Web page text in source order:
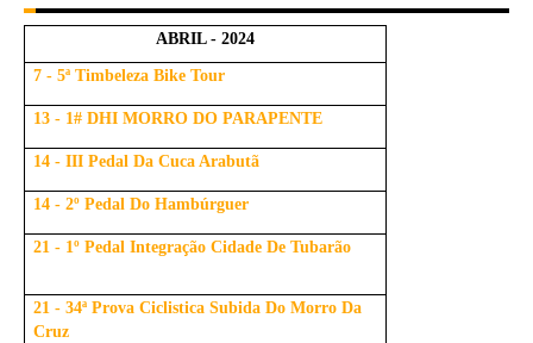
ABRIL - 2024
7 - 5ª Timbeleza Bike Tour
13 - 1# DHI MORRO DO PARAPENTE
14 - III Pedal Da Cuca Arabutã
14 - 2º Pedal Do Hambúrguer
21 - 1º Pedal Integração Cidade De Tubarão
21 - 34ª Prova Ciclistica Subida Do Morro Da
Cruz